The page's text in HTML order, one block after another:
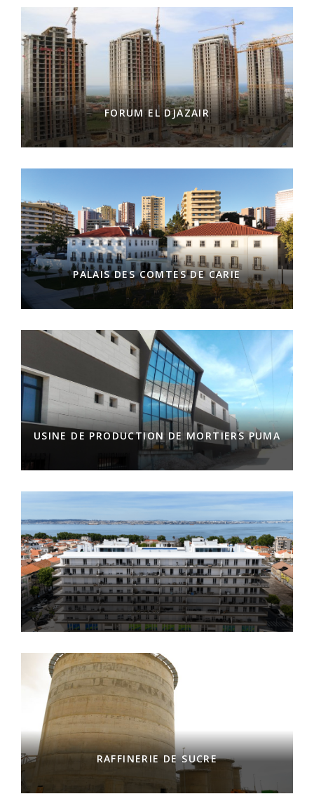
FORUM EL DJAZAIR
PALAIS DES COMTES DE CARIE
USINE DE PRODUCTION DE MORTIERS PUMA
RAFFINERIE DE SUCRE